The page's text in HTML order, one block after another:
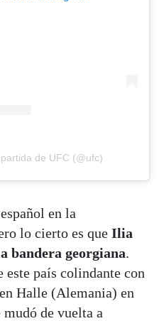
de UFC (@ufc)
en la
lo cierto es que Ilia
bandera georgiana.
este país colindante con
Halle (Alemania) en
mudó de vuelta a